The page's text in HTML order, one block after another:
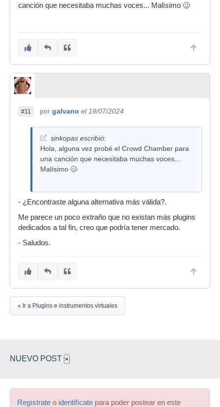
canción que necesitaba muchas voces... Malísimo 🥴
#11 por galvano el 19/07/2024
sinkopas escribió:
Hola, alguna vez probé el Crowd Chamber para
una canción que necesitaba muchas voces...
Malísimo 🥴
- ¿Encontraste alguna alternativa más válida?.
Me parece un poco extraño que no existan más plugins
dedicados a tal fin, creo que podría tener mercado.
- Saludos.
« Ir a Plugins e instrumentos virtuales
NUEVO POST ×
Regístrate o identifícate para poder postear en este